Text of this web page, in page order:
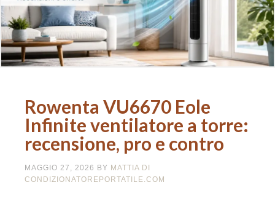
Rowenta VU6670 Eole
Infinite ventilatore a torre:
recensione, pro e contro
MAGGIO 27, 2026 BY MATTIA DI
CONDIZIONATOREPORTATILE.COM